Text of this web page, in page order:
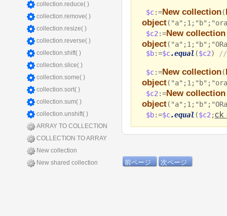
collection.reduce( )
collection.remove( )
collection.resize( )
collection.reverse( )
collection.shift( )
collection.slice( )
collection.some( )
collection.sort( )
collection.sum( )
collection.unshift( )
ARRAY TO COLLECTION
COLLECTION TO ARRAY
New collection
New shared collection
$c:=New collection(
object
$c2 :=New collection
object
$b:=$c.equal ($c2)
$c:=New collection(
object
$c2 :=New collection
object
$b:=$c.equal ($c2 ;ck
前ページ 次ページ